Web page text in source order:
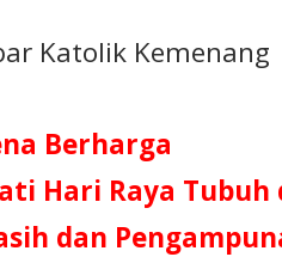
Katolik Kemenang
Berharga
Hari Raya
dan